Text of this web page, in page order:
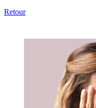
Retour